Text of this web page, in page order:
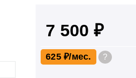
7 500 ₽
625 ₽ ?